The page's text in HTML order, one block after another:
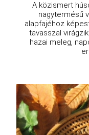
A közismert
nagytermésű
alapfajéhoz
tavasszal
hazai meleg,